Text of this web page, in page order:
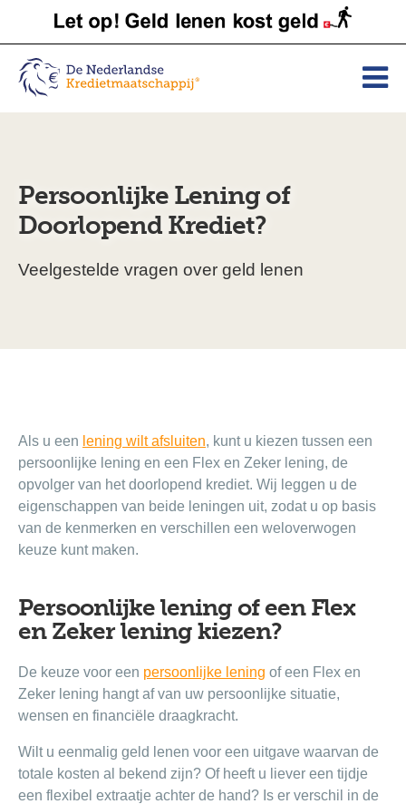
Persoonlijke Lening of
Doorlopend Krediet?
Veelgestelde vragen over geld lenen
Als u een lening wilt afsluiten, kunt u kiezen tussen een
persoonlijke lening en een Flex en Zeker lening, de
opvolger van het doorlopend krediet. Wij leggen u de
eigenschappen van beide leningen uit, zodat u op basis
van de kenmerken en verschillen een weloverwogen
keuze kunt maken.
Persoonlijke lening of een Flex
en Zeker lening kiezen?
De keuze voor een persoonlijke lening of een Flex en
Zeker lening hangt af van uw persoonlijke situatie,
wensen en financiële draagkracht.
Wilt u eenmalig geld lenen voor een uitgave waarvan de
totale kosten al bekend zijn? Of heeft u liever een tijdje
een flexibel extraatje achter de hand? Is er verschil in de